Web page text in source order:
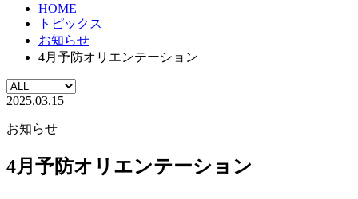
HOME
トピックス
お知らせ
4月予防オリエンテーション
2025.03.15
お知らせ
4月予防オリエンテーション